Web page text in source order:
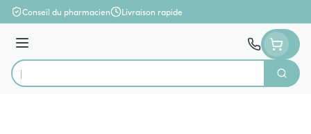
Aller au contenu
Conseil du pharmacien Livraison rapide
Menu
Rechercher